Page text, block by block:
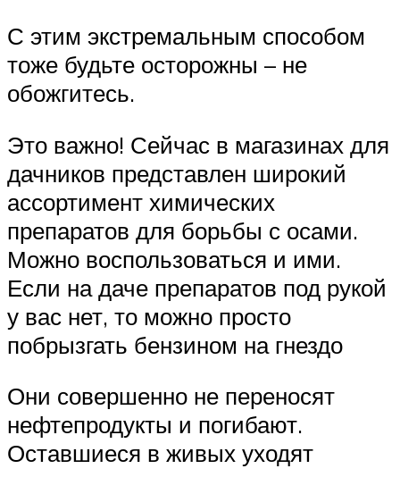
С этим экстремальным способом
тоже будьте осторожны – не
обожгитесь.
Это важно! Сейчас в магазинах для
дачников представлен широкий
ассортимент химических
препаратов для борьбы с осами.
Можно воспользоваться и ими.
Если на даче препаратов под рукой
у вас нет, то можно просто
побрызгать бензином на гнездо
Они совершенно не переносят
нефтепродукты и погибают.
Оставшиеся в живых уходят